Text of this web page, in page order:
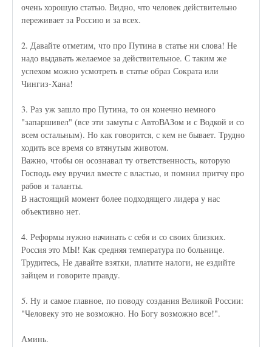
очень хорошую статью. Видно, что человек действительно
переживает за Россию и за всех.
2. Давайте отметим, что про Путина в статье ни слова! Не
надо выдавать желаемое за действительное. С таким же
успехом можно усмотреть в статье образ Сократа или
Чингиз-Хана!
3. Раз уж зашло про Путина, то он конечно немного
"запаршивел" (все эти замуты с АвтоВАЗом и с Водкой и со
всем остальным). Но как говорится, с кем не бывает. Трудно
ходить все время со втянутым животом.
Важно, чтобы он осознавал ту ответственность, которую
Господь ему вручил вместе с властью, и помнил притчу про
рабов и таланты.
В настоящий момент более подходящего лидера у нас
объективно нет.
4. Реформы нужно начинать с себя и со своих близких.
Россия это МЫ! Как средняя температура по больнице.
Трудитесь, Не давайте взятки, платите налоги, не ездийте
зайцем и говорите правду.
5. Ну и самое главное, по поводу создания Великой России:
"Человеку это не возможно. Но Богу возможно все!".
Аминь.